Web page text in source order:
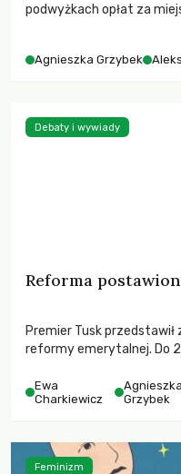
podwyżkach opłat za
Porozumienia Żłobkowego
Agnieszka Grzybek
Reforma
Premier Tusk przedstawił
reformy emerytalnej. Do
mężczyzn. Stopniowo
być osiągnięty przez
publicystki i publicyści
Ewa
Charkiewicz
Agnieszka
Grzybek
Debaty i wywiady
Feminizm